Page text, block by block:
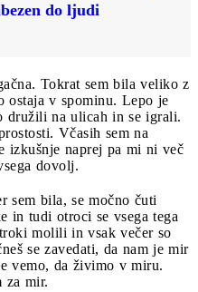
do ljudi
Tokrat sem bila veliko z
ostaja v spominu. Lepo je
družili na ulicah in se igrali.
Včasih sem na
izkušnje naprej pa mi ni več
dovolj.
sem bila, se močno čuti
in tudi otroci se vsega tega
molili in vsak večer so
se zavedati, da nam je mir
vemo, da živimo v miru.
za mir.